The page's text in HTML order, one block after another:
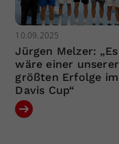
10.09.2025
Jürgen Melzer: „Es
wäre einer unserer
größten Erfolge im
Davis Cup“